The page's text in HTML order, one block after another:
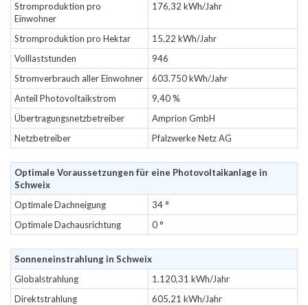
Stromproduktion pro
Einwohner
176,32 kWh/Jahr
Stromproduktion pro Hektar
15,22 kWh/Jahr
Volllaststunden
946
Stromverbrauch aller Einwohner
603.750 kWh/Jahr
Anteil Photovoltaikstrom
9,40 %
Übertragungsnetzbetreiber
Amprion GmbH
Netzbetreiber
Pfalzwerke Netz AG
Optimale Voraussetzungen für eine Photovoltaikanlage in
Schweix
Optimale Dachneigung
34 °
Optimale Dachausrichtung
0 °
Sonneneinstrahlung in Schweix
Globalstrahlung
1.120,31 kWh/Jahr
Direktstrahlung
605,21 kWh/Jahr